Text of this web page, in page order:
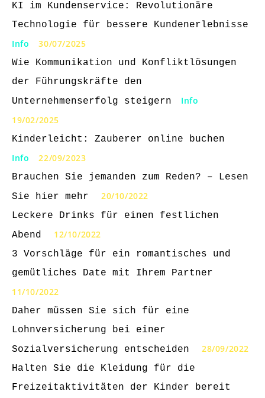
KI im Kundenservice: Revolutionäre
Technologie für bessere Kundenerlebnisse
Info 30/07/2025
Wie Kommunikation und Konfliktlösungen
der Führungskräfte den
Unternehmenserfolg steigern
Info
19/02/2025
Kinderleicht: Zauberer online buchen
Info 22/09/2023
Brauchen Sie jemanden zum Reden? – Lesen
Sie hier mehr
20/10/2022
Leckere Drinks für einen festlichen
Abend
12/10/2022
3 Vorschläge für ein romantisches und
gemütliches Date mit Ihrem Partner
11/10/2022
Daher müssen Sie sich für eine
Lohnversicherung bei einer
Sozialversicherung entscheiden
28/09/2022
Halten Sie die Kleidung für die
Freizeitaktivitäten der Kinder bereit